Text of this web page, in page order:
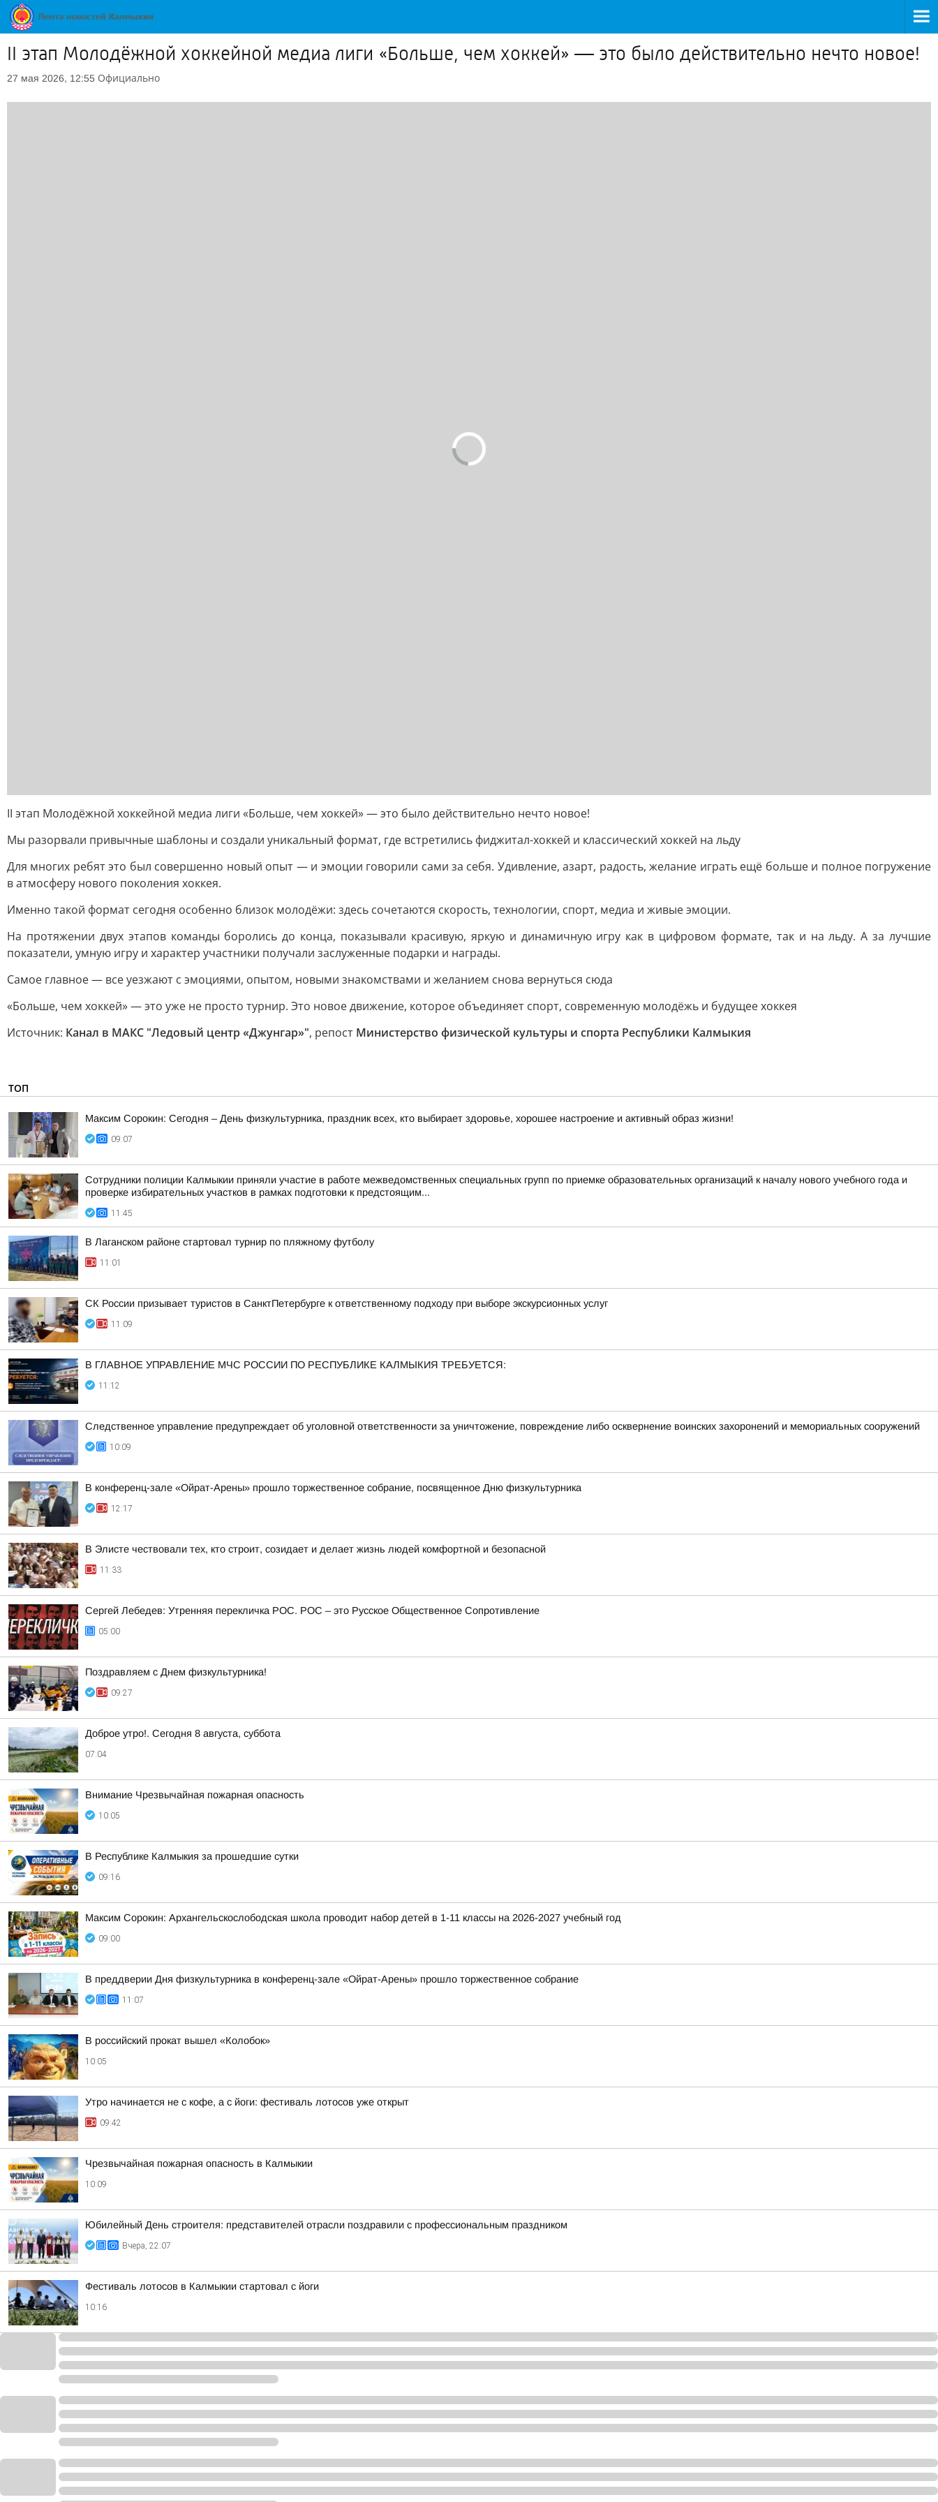
II этап Молодёжной хоккейной медиа лиги «Больше, чем хоккей» — это было действительно нечто новое!
27 мая 2026, 12:55 Официально
II этап Молодёжной хоккейной медиа лиги «Больше, чем хоккей» — это было действительно нечто новое!
Мы разорвали привычные шаблоны и создали уникальный формат, где встретились фиджитал-хоккей и классический хоккей на льду
Для многих ребят это был совершенно новый опыт — и эмоции говорили сами за себя. Удивление, азарт, радость, желание играть ещё больше и полное погружение
в атмосферу нового поколения хоккея.
Именно такой формат сегодня особенно близок молодёжи: здесь сочетаются скорость, технологии, спорт, медиа и живые эмоции.
На протяжении двух этапов команды боролись до конца, показывали красивую, яркую и динамичную игру как в цифровом формате, так и на льду. А за лучшие
показатели, умную игру и характер участники получали заслуженные подарки и награды.
Самое главное — все уезжают с эмоциями, опытом, новыми знакомствами и желанием снова вернуться сюда
«Больше, чем хоккей» — это уже не просто турнир. Это новое движение, которое объединяет спорт, современную молодёжь и будущее хоккея
Источник: Канал в МАКС "Ледовый центр «Джунгар»", репост Министерство физической культуры и спорта Республики Калмыкия
ТОП
Максим Сорокин: Сегодня – День физкультурника, праздник всех, кто выбирает здоровье, хорошее настроение и активный образ жизни!
09:07
Сотрудники полиции Калмыкии приняли участие в работе межведомственных специальных групп по приемке образовательных организаций к началу нового учебного года и
проверке избирательных участков в рамках подготовки к предстоящим...
11:45
В Лаганском районе стартовал турнир по пляжному футболу
11:01
СК России призывает туристов в СанктПетербурге к ответственному подходу при выборе экскурсионных услуг
11:09
В ГЛАВНОЕ УПРАВЛЕНИЕ МЧС РОССИИ ПО РЕСПУБЛИКЕ КАЛМЫКИЯ ТРЕБУЕТСЯ:
11:12
Следственное управление предупреждает об уголовной ответственности за уничтожение, повреждение либо осквернение воинских захоронений и мемориальных сооружений
10:09
В конференц-зале «Ойрат-Арены» прошло торжественное собрание, посвященное Дню физкультурника
12:17
В Элисте чествовали тех, кто строит, созидает и делает жизнь людей комфортной и безопасной
11:33
Сергей Лебедев: Утренняя перекличка РОС. РОС – это Русское Общественное Сопротивление
05:00
Поздравляем с Днем физкультурника!
09:27
Доброе утро!. Сегодня 8 августа, суббота
07:04
Внимание Чрезвычайная пожарная опасность
10:05
В Республике Калмыкия за прошедшие сутки
09:16
Максим Сорокин: Архангельскослободская школа проводит набор детей в 1-11 классы на 2026-2027 учебный год
09:00
В преддверии Дня физкультурника в конференц-зале «Ойрат-Арены» прошло торжественное собрание
11:07
В российский прокат вышел «Колобок»
10:05
Утро начинается не с кофе, а с йоги: фестиваль лотосов уже открыт
09:42
Чрезвычайная пожарная опасность в Калмыкии
10:09
Юбилейный День строителя: представителей отрасли поздравили с профессиональным праздником
Вчера, 22:07
Фестиваль лотосов в Калмыкии стартовал с йоги
10:16